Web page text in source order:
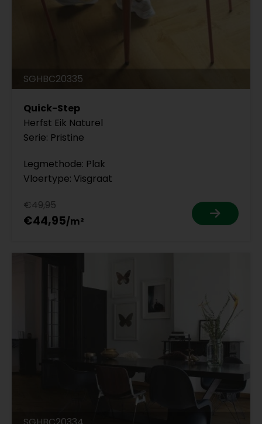
SGHBC20335
Quick-Step
Herfst Eik Naturel
Serie: Pristine
Legmethode: Plak
Vloertype: Visgraat
€49,95
€44,95